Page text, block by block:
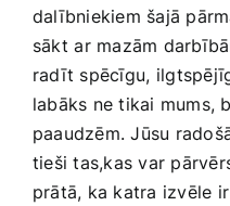
dalībniekiem šajā
sākt⁤ ar ‌mazām
radīt​ spēcīgu,
labāks ne tikai mums,
paaudzēm. Jūsu
tieši tas,kas var
prātā, ka katra izvēle